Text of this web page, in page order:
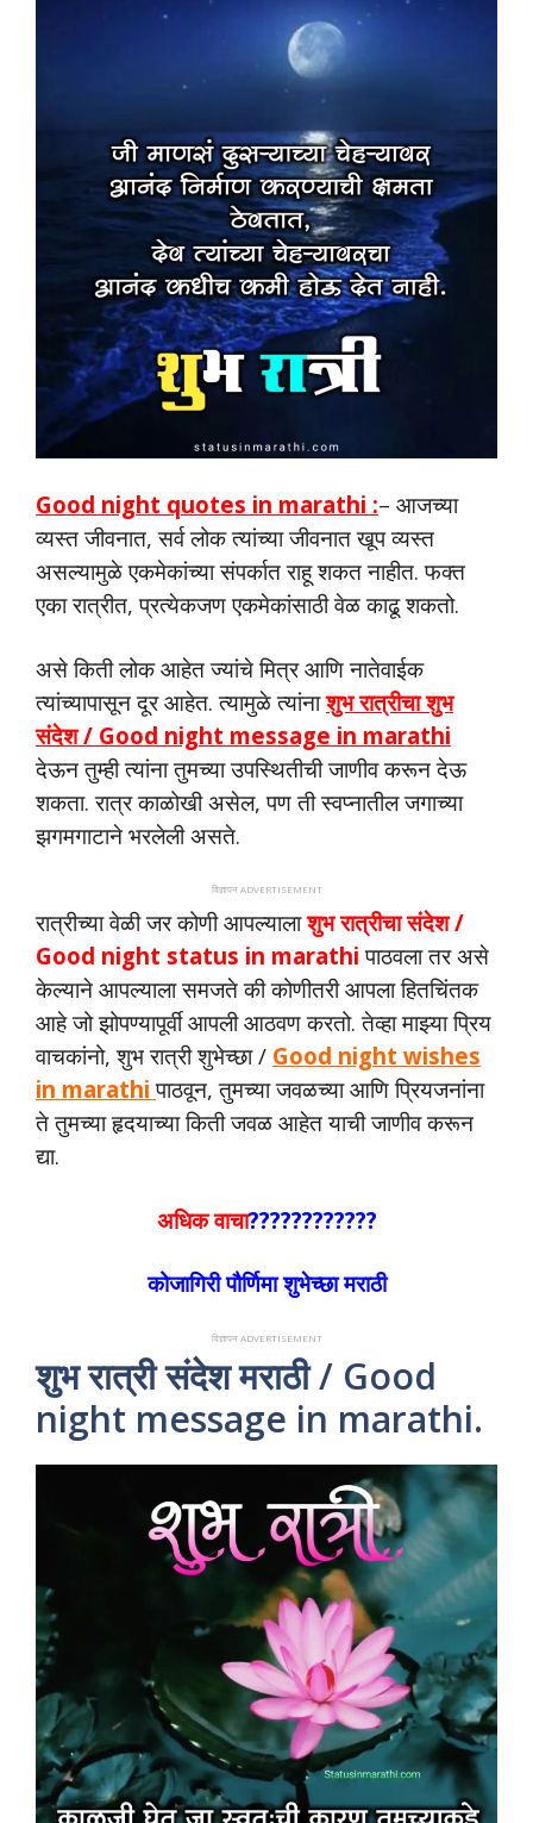
Good night quotes in marathi :– आजच्या
व्यस्त जीवनात, सर्व लोक त्यांच्या जीवनात खूप व्यस्त
असल्यामुळे एकमेकांच्या संपर्कात राहू शकत नाहीत. फक्त
एका रात्रीत, प्रत्येकजण एकमेकांसाठी वेळ काढू शकतो.
असे किती लोक आहेत ज्यांचे मित्र आणि नातेवाईक
त्यांच्यापासून दूर आहेत. त्यामुळे त्यांनाशुभ रात्रीचा शुभ
संदेश / Good night message in marathi
देऊन तुम्ही त्यांना तुमच्या उपस्थितीची जाणीव करून देऊ
शकता. रात्र काळोखी असेल, पण ती स्वप्नातील जगाच्या
झगमगाटाने भरलेली असते.
विज्ञापन ADVERTISEMENT
रात्रीच्या वेळी जर कोणी आपल्यालाशुभ रात्रीचा संदेश /
Good night status in marathi पाठवला तर असे
केल्याने आपल्याला समजते की कोणीतरी आपला हितचिंतक
आहे जो झोपण्यापूर्वी आपली आठवण करतो. तेव्हा माझ्या प्रिय
वाचकांनो, शुभ रात्री शुभेच्छा / Good night wishes
in marathi पाठवून, तुमच्या जवळच्या आणि प्रियजनांना
ते तुमच्या हृदयाच्या किती जवळ आहेत याची जाणीव करून
द्या.
अधिक वाचा????????????
कोजागिरी पौर्णिमा शुभेच्छा मराठी
विज्ञापन ADVERTISEMENT
शुभ रात्री संदेश मराठी / Good
night message in marathi.